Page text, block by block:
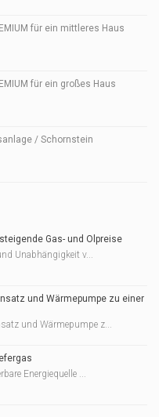
für ein mittleres Haus
für ein großes Haus
/ Schornstein
Gas- und Ölpreise
Unabhängigkeit v...
und Wärmepumpe zu einer
und Wärmepumpe z...
Energiequelle ...